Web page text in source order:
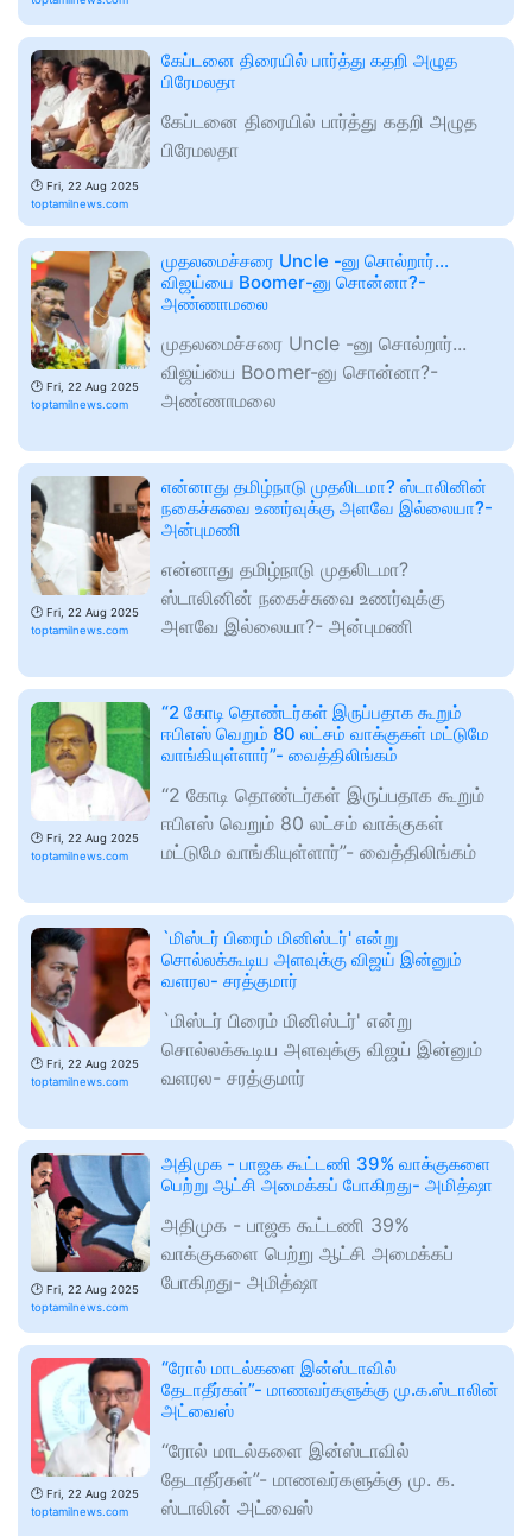
🕑 Fri, 22 Aug 2025
toptamilnews.com
கேப்டனை திரையில் பார்த்து கதறி அழுத
பிரேமலதா
கேப்டனை திரையில் பார்த்து கதறி அழுத
பிரேமலதா
🕑 Fri, 22 Aug 2025
toptamilnews.com
முதலமைச்சரை Uncle -னு சொல்றார்...
விஜய்யை Boomer-னு சொன்னா?-
அண்ணாமலை
முதலமைச்சரை Uncle -னு சொல்றார்...
விஜய்யை Boomer-னு சொன்னா?-
அண்ணாமலை
🕑 Fri, 22 Aug 2025
toptamilnews.com
என்னாது தமிழ்நாடு முதலிடமா? ஸ்டாலினின்
நகைச்சுவை உணர்வுக்கு அளவே இல்லையா?-
அன்புமணி
என்னாது தமிழ்நாடு முதலிடமா?
ஸ்டாலினின் நகைச்சுவை உணர்வுக்கு
அளவே இல்லையா?- அன்புமணி
🕑 Fri, 22 Aug 2025
toptamilnews.com
“2 கோடி தொண்டர்கள் இருப்பதாக கூறும்
ஈபிஎஸ் வெறும் 80 லட்சம் வாக்குகள் மட்டுமே
வாங்கியுள்ளார்”- வைத்திலிங்கம்
“2 கோடி தொண்டர்கள் இருப்பதாக கூறும்
ஈபிஎஸ் வெறும் 80 லட்சம் வாக்குகள்
மட்டுமே வாங்கியுள்ளார்”- வைத்திலிங்கம்
🕑 Fri, 22 Aug 2025
toptamilnews.com
`மிஸ்டர் பிரைம் மினிஸ்டர்' என்று
சொல்லக்கூடிய அளவுக்கு விஜய் இன்னும்
வளரல- சரத்குமார்
`மிஸ்டர் பிரைம் மினிஸ்டர்' என்று
சொல்லக்கூடிய அளவுக்கு விஜய் இன்னும்
வளரல- சரத்குமார்
🕑 Fri, 22 Aug 2025
toptamilnews.com
அதிமுக - பாஜக கூட்டணி 39% வாக்குகளை
பெற்று ஆட்சி அமைக்கப் போகிறது- அமித்ஷா
அதிமுக - பாஜக கூட்டணி 39%
வாக்குகளை பெற்று ஆட்சி அமைக்கப்
போகிறது- அமித்ஷா
🕑 Fri, 22 Aug 2025
toptamilnews.com
“ரோல் மாடல்களை இன்ஸ்டாவில்
தேடாதீர்கள்”- மாணவர்களுக்கு மு.க.ஸ்டாலின்
அட்வைஸ்
“ரோல் மாடல்களை இன்ஸ்டாவில்
தேடாதீர்கள்”- மாணவர்களுக்கு மு. க.
ஸ்டாலின் அட்வைஸ்